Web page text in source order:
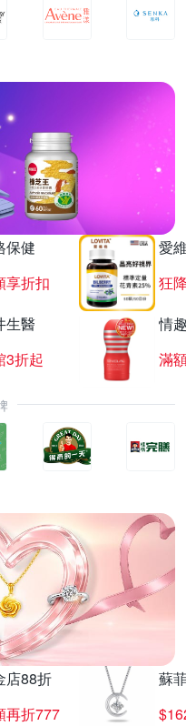
保健
享折扣
愛
狂
生醫
3折起
情
滿
店88折
再折777
蘇